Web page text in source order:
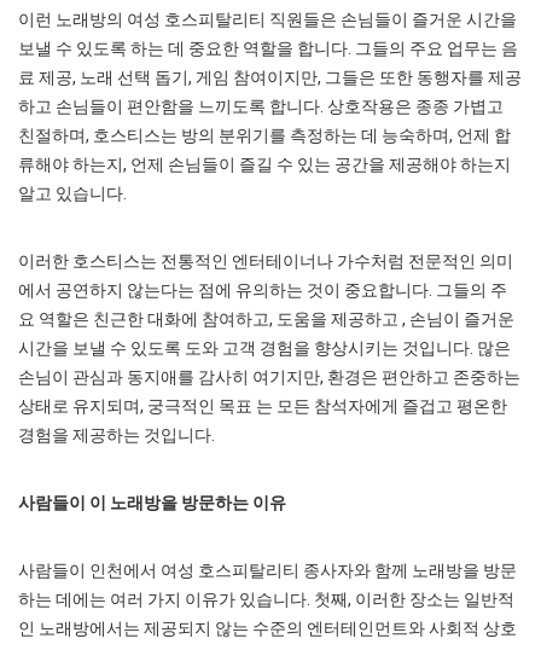
이런 노래방의 여성 호스피탈리티 직원들은 손님들이 즐거운 시간을
보낼 수 있도록 하는 데 중요한 역할을 합니다. 그들의 주요 업무는 음
료 제공, 노래 선택 돕기, 게임 참여이지만, 그들은 또한 동행자를 제공
하고 손님들이 편안함을 느끼도록 합니다. 상호작용은 종종 가볍고
친절하며, 호스티스는 방의 분위기를 측정하는 데 능숙하며, 언제 합
류해야 하는지, 언제 손님들이 즐길 수 있는 공간을 제공해야 하는지
알고 있습니다.
이러한 호스티스는 전통적인 엔터테이너나 가수처럼 전문적인 의미
에서 공연하지 않는다는 점에 유의하는 것이 중요합니다. 그들의 주
요 역할은 친근한 대화에 참여하고, 도움을 제공하고 , 손님이 즐거운
시간을 보낼 수 있도록 도와 고객 경험을 향상시키는 것입니다. 많은
손님이 관심과 동지애를 감사히 여기지만, 환경은 편안하고 존중하는
상태로 유지되며, 궁극적인 목표 는 모든 참석자에게 즐겁고 평온한
경험을 제공하는 것입니다.
사람들이 이 노래방을 방문하는 이유
사람들이 인천에서 여성 호스피탈리티 종사자와 함께 노래방을 방문
하는 데에는 여러 가지 이유가 있습니다. 첫째, 이러한 장소는 일반적
인 노래방에서는 제공되지 않는 수준의 엔터테인먼트와 사회적 상호